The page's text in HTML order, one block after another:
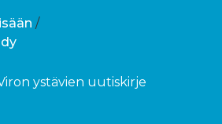
/
ystävien uutiskirje